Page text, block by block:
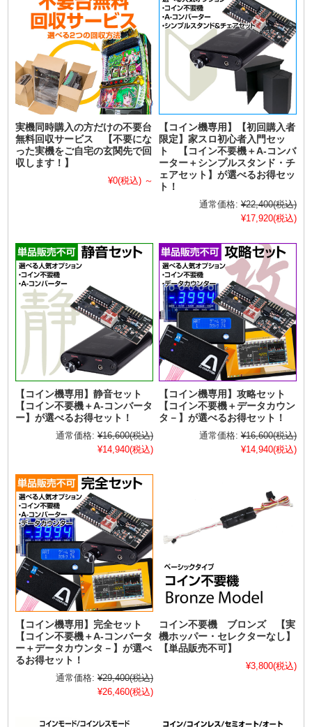
実機同時購入の方だけの不要台
無料回収サービス 【不要にな
った実機をご自宅の玄関先で回
収します！】
¥0(税込) ～
【コイン機専用】【初回購入者
限定】家スロ初心者入門セッ
ト 【コイン不要機＋A-コンバ
ーター＋シンプルスタンド・チ
ェアセット】が選べるお得セッ
ト！
通常価格: ¥22,400(税込)
¥17,920(税込)
【コイン機専用】静音セット
【コイン不要機＋A-コンバータ
ー】が選べるお得セット！
通常価格: ¥16,600(税込)
¥14,940(税込)
【コイン機専用】攻略セット
【コイン不要機＋データカウン
タ－】が選べるお得セット！
通常価格: ¥16,600(税込)
¥14,940(税込)
【コイン機専用】完全セット
【コイン不要機＋A-コンバータ
ー＋データカウンタ－】が選べ
るお得セット！
通常価格: ¥29,400(税込)
¥26,460(税込)
コイン不要機 ブロンズ 【実
機ホッパー・セレクターなし】
【単品販売不可】
¥3,800(税込)